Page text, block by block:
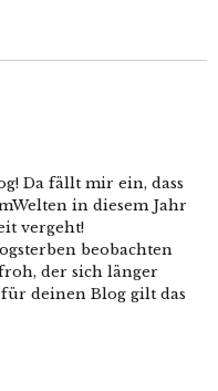
Da fällt mir ein, dass
in diesem Jahr
vergeht!
beobachten
der sich länger
deinen Blog gilt das